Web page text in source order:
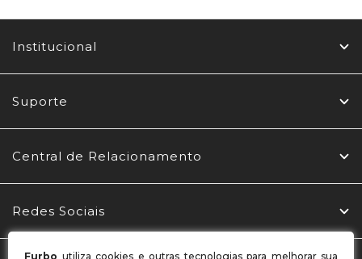
Furbo utiliza cookies e outras tecnologias para melhorar sua
Institucional
Suporte
Central de Relacionamento
Redes Sociais